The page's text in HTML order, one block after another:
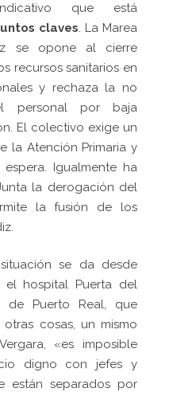
que está
claves. La Marea
se opone al cierre
recursos sanitarios en
y rechaza la no
personal por baja
El colectivo exige un
la Atención Primaria y
Igualmente ha
la derogación del
la fusión de los
se da desde
el hospital Puerta del
Puerto Real, que
cosas, un mismo
«es imposible
digno con jefes y
están separados por